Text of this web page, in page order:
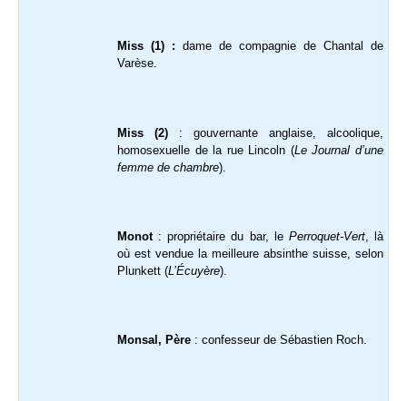
Miss (1) : dame de compagnie de Chantal de
Varèse.
Miss (2) : gouvernante anglaise, alcoolique,
homosexuelle de la rue Lincoln (Le Journal d’une
femme de chambre).
Monot : propriétaire du bar, le Perroquet-Vert, là
où est vendue la meilleure absinthe suisse, selon
Plunkett (L’Écuyère).
Monsal, Père : confesseur de Sébastien Roch.